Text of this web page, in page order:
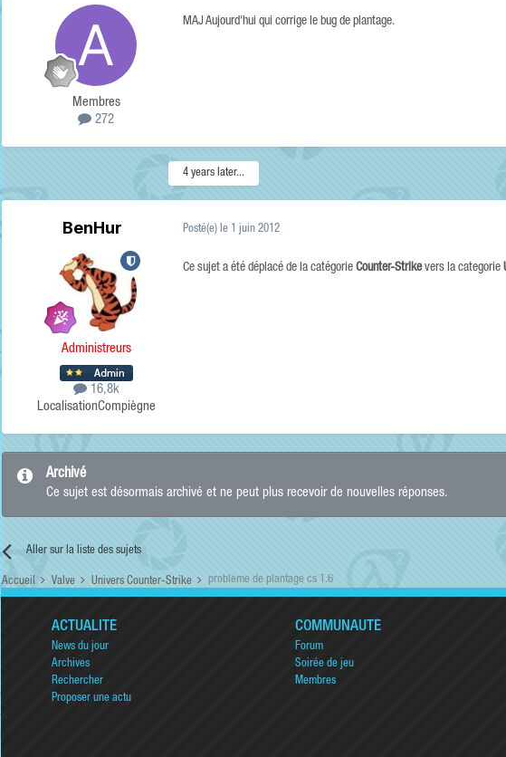
Membres
272
MAJ Aujourd'hui qui corrige le bug de plantage.
4 years later...
BenHur
Administreurs
16,8k
LocalisationCompiègne
Posté(e) le 1 juin 2012
Ce sujet a été déplacé de la catégorie Counter-Strikevers la categorie
Archivé
Ce sujet est désormais archivé et ne peut plus recevoir de nouvelles réponses.
Aller sur la liste des sujets
Accueil Valve Univers Counter-Strike problème de plantage cs 1.6
ACTUALITÉ
News du jour
Archives
Rechercher
Proposer une actu
COMMUNAUTÉ
Forum
Soirée de jeu
Membres